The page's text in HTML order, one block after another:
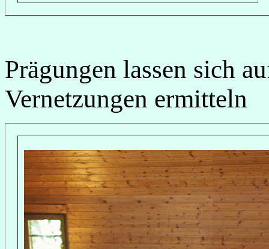
Prägungen lassen sich
Vernetzungen ermitteln